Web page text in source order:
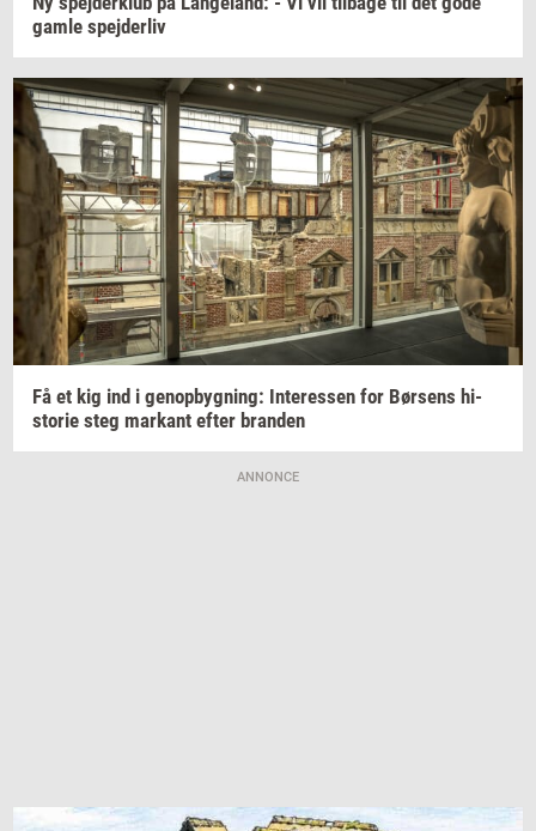
gamle spej­der­liv
Få et kig ind i genop­byg­ning: In­ter­es­sen for Bør­sens hi­
sto­rie steg mar­kant efter bran­den
ANNONCE